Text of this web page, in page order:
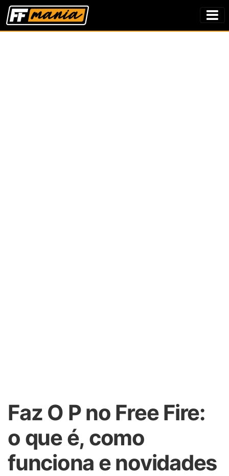
Faz O P no Free Fire:
o que é, como
funciona e novidades